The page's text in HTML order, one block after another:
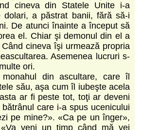
cineva din Statele Unite i-a
a păstrat banii, fără să-i
De atunci înainte a început să
el. Chiar şi demonul din el a
cineva îşi urmează propria
Asemenea lucruri s-
ori.
monahul din ascultare, care îl
său, aşa cum îl iubeşte acela
ar fi peste tot, toţi ar deveni
care i-a spus ucenicului
pe mine?». «Ca pe un înger»,
veni un timp când mă vei